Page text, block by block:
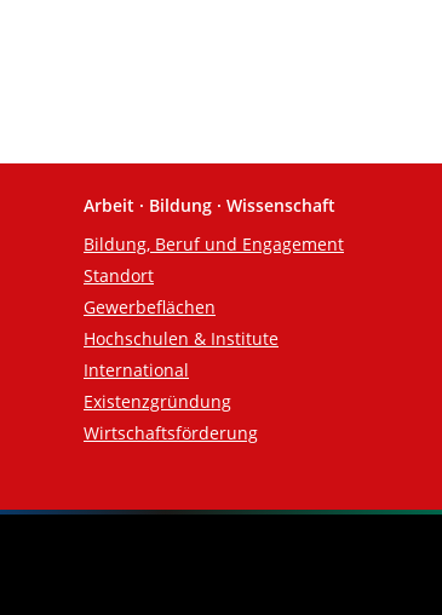
Arbeit · Bildung · Wissenschaft
Bildung, Beruf und Engagement
Standort
Gewerbeflächen
Hochschulen & Institute
International
Existenzgründung
Wirtschaftsförderung